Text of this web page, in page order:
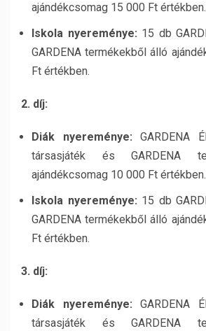
ajándékcsomag 15 000 Ft értékben.
Iskola nyereménye: 15 db
GARDENA termékekből álló
Ft értékben.
2. díj:
Diák nyereménye: GARDENA
társasjáték és GARDENA
ajándékcsomag 10 000 Ft értékben.
Iskola nyereménye: 15 db
GARDENA termékekből álló
Ft értékben.
3. díj:
Diák nyereménye: GARDENA
társasjáték és GARDENA